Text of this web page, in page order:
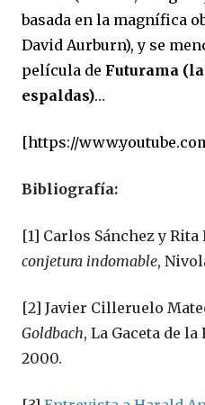
basada en la magnífica
David Aurburn), y se
película de Futurama
espaldas)…
[https://
Bibliografía:
[1] Carlos Sánchez y Rita
conjetura indomable,
[2] Javier Cilleruelo
Goldbach, La Gaceta de la
2000.